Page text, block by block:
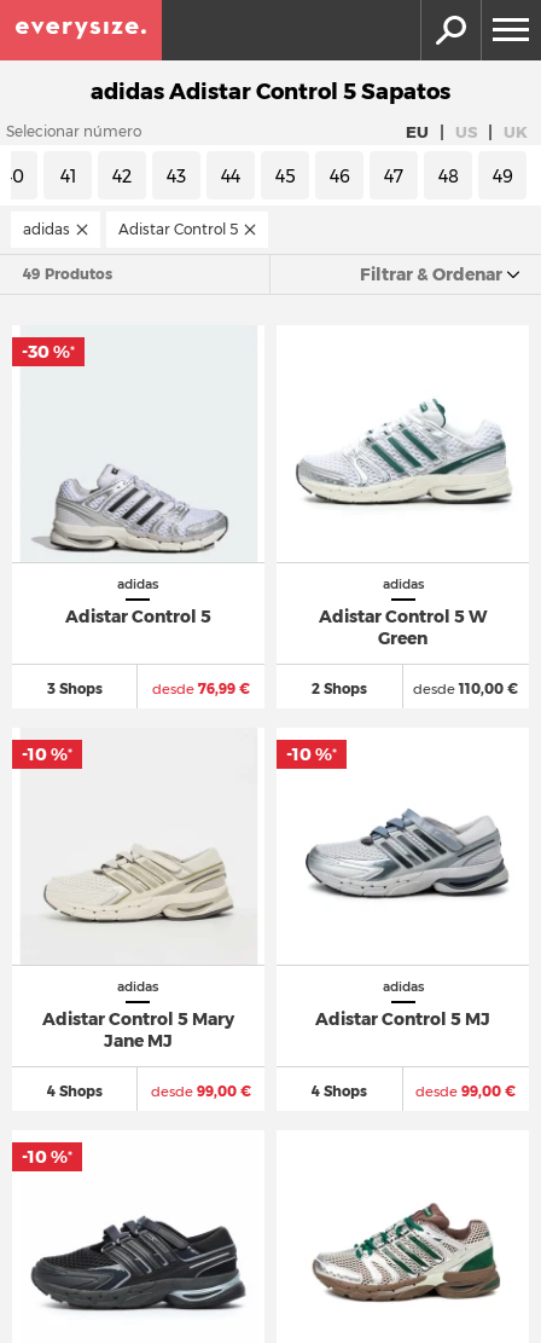
adidas Adistar Control 5 Sapatos
Selecionar número EU | US | UK
40 41 42 43 44 45 46 47 48 49
adidas Adistar Control 5
49 Produtos Filtrar & Ordenar
adidas
Adistar Control 5
3 Shops desde76,99 €
-30 %*
adidas
Adistar Control 5 W
Green
2 Shops desde110,00 €
adidas
Adistar Control 5 Mary
Jane MJ
4 Shops desde99,00 €
-10 %*
adidas
Adistar Control 5 MJ
4 Shops desde 99,00 €
-10 %*
-10 %*